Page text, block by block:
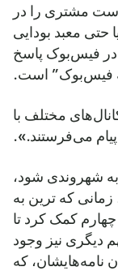
مشتری را در
معبد بودایی
در فیس‌بوک پاسخ
فیس‌بوک” است.
مختلف با
می‌فرستند.».
شهروندی شود،
اتفاق افتاد، زمانی که ترین به
کمک کرد تا
دیگری نیز وجود
نامه‌هایشان، که